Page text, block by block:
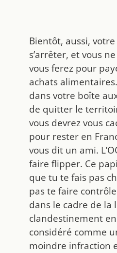
Bientôt, aussi,
s’arrêter, et vous
vous ferez pour
achats
dans votre boîte
de quitter le
vous devrez vous
pour rester en
vous dit un ami.
faire flipper. Ce
que tu te fais pas
pas te faire
dans le cadre de la
clandestinement en
considéré comme
moindre infraction